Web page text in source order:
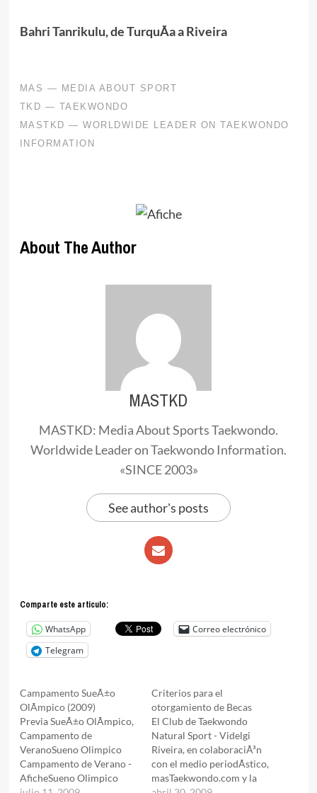
Bahri Tanrikulu, de TurquÃ­a a Riveira
About The Author
MASTKD
MASTKD: Media About Sports Taekwondo.
Worldwide Leader on Taekwondo Information.
«SINCE 2003»
See author's posts
Comparte este articulo:
WhatsApp
Correo electrónico
Telegram
Campamento SueÃ±o
OlÃ­mpico (2009)
Previa SueÃ±o OlÃ­mpico,
Campamento de
VeranoSueno Olimpico
Campamento de Verano -
AficheSueno Olimpico
Criterios para el
otorgamiento de Becas
El Club de Taekwondo
Natural Sport - Videlgi
Riveira, en colaboraciÃ³n
con el medio periodÃ­stico,
masTaekwondo.com y la